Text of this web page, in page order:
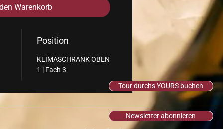
Warenkorb
Position
KLIMASCHRANK OBEN
1 | Fach 3
Tour durchs YOURS buchen
Newsletter abonnieren